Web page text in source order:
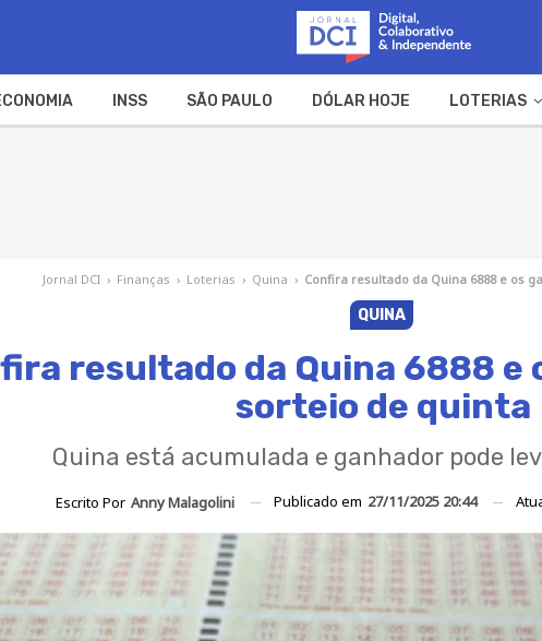
INSS SÃO PAULO DÓLAR HOJE LOTERIAS
Jornal DCI › Finanças › Loterias › Quina › Confira resultado da Quina 6888 e os
QUINA
resultado da Quina 6888 e
sorteio de quinta
Quina está acumulada e ganhador pode
Escrito Por Anny Malagolini Publicado em 27/11/2025 20:44